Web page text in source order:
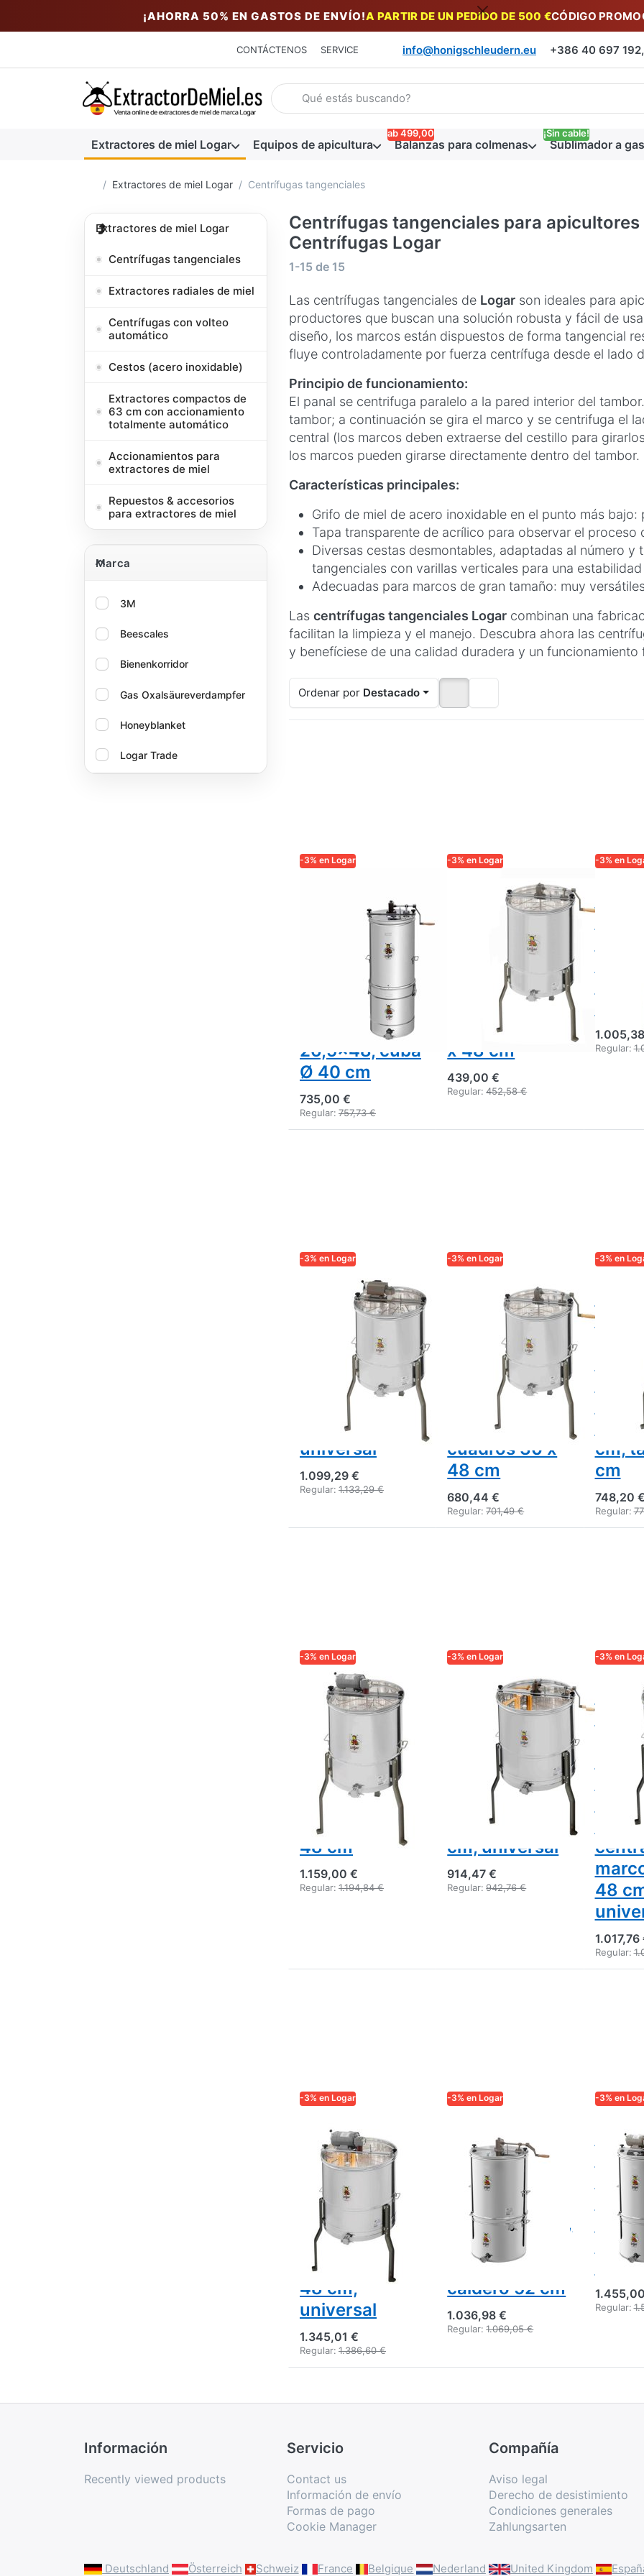
¡AHORRA 50% EN GASTOS DE ENVÍO!A PARTIR DE UN PEDIDO DE 500 €CÓDIGO
CONTÁCTENOS SERVICE info@honigschleudern.eu +386 40 697
Introduzca un término de búsqueda. Los primeros resultados aparecen
Extractores de miel Logar Equipos de apicultura Balanzas para colmenas
ab 499,00
Sublimador a
¡Sin cable!
Página de inicio
Extractores de miel Logar Centrífugas tangenciales
Extractores de miel Logar
Centrífugas tangenciales
Extractores radiales de miel
Centrífugas con volteo
automático
Cestos (acero inoxidable)
Extractores compactos de
63 cm con accionamiento
totalmente automático
Accionamientos para
extractores de miel
Repuestos & accesorios
para extractores de miel
Marca
Marca
3M
Beescales
Bienenkorridor
Gas Oxalsäureverdampfer
Honeyblanket
Logar Trade
Centrífugas tangenciales para
Centrífugas Logar
Resultados de la búsqueda:
1-15 de 15
Las centrífugas tangenciales de Logar son ideales para
productores que buscan una solución robusta y fácil de
diseño, los marcos están dispuestos de forma tangencial
fluye controladamente por fuerza centrífuga desde el lado
Principio de funcionamiento:
El panal se centrifuga paralelo a la pared interior del
tambor; a continuación se gira el marco y se centrifuga el
central (los marcos deben extraerse del cestillo para
los marcos pueden girarse directamente dentro del tambor.
Características principales:
Grifo de miel de acero inoxidable en el punto más
Tapa transparente de acrílico para observar el proceso
Diversas cestas desmontables, adaptadas al número y
tangenciales con varillas verticales para una
Adecuadas para marcos de gran tamaño: muy
Las centrífugas tangenciales Logar combinan una
facilitan la limpieza y el manejo. Descubra ahora las
y benefíciese de una calidad duradera y un funcionamiento
Ordenar por Destacado
-3% en Logar
extractor 3
accionamiento
manual con
depósito de
envasado,
26,5x48, cuba
Ø 40 cm
735,00 €
Regular: 757,73 €
-3% en Logar
Extractor
Logar para 3
accionamiento
manual, cuba
40 cm, para
cuadros 26,5
x 48 cm
439,00 €
Regular: 452,58 €
-3% en
Regular:
-3% en Logar
LOGAR TRADE
Extractora
Logar para 3
cuadros,
motor 110 W,
depósito 52
cm, marco 37
x 48 cm,
universal
1.099,29 €
Regular: 1.133,29 €
-3% en Logar
Extractor
Logar para 4
cuadros,
accionamiento
manual,
recipiente Ø
52 cm,
cuadros 30 x
48 cm
680,44 €
Regular: 701,49 €
-3% en
miel
cm,
cm
748,20
Regular:
-3% en Logar
LOGAR TRADE
Extractor
Logar 4
cuadros,
Motor 110W,
cuba 52 cm,
sin eje central,
marcos 30 x
48 cm
1.159,00 €
Regular: 1.194,84 €
-3% en Logar
Logar
extractor 4
cuadros,
accionamiento
manual,
37×48 cm,
depósito 63
cm, universal
914,47 €
Regular: 942,76 €
-3% en
miel
para
63
48
1.017,76
Regular:
-3% en Logar
Logar
extractor de 4
marcos, motor
110 W, cuba
63 cm, sin eje
central,
marcos 37 x
48 cm,
universal
1.345,01 €
Regular: 1.386,60 €
-3% en Logar
Extractor
Logar 4
cuadros,
manivela con
cuba coladora,
30x48,
diámetro
caldero 52 cm
1.036,98 €
Regular: 1.069,05 €
-3% en
Logar
miel
con
–
48
Regular:
Información
Recently viewed products
Servicio
Contact us
Información de envío
Formas de pago
Cookie Manager
Compañía
Aviso legal
Derecho de desistimiento
Condiciones generales
Zahlungsarten
Deutschland Österreich Schweiz France Belgique Nederland United Kingdom